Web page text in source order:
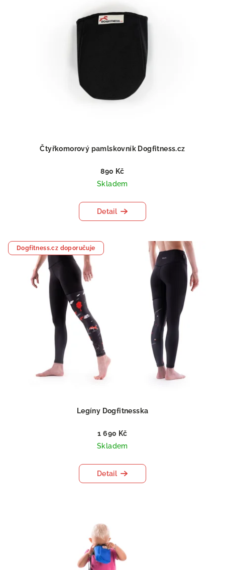
Čtyřkomorový pamlskovník Dogfitness.cz
890 Kč
Skladem
Detail
Dogfitness.cz doporučuje
Legíny Dogfitnesska
1 690 Kč
Skladem
Detail